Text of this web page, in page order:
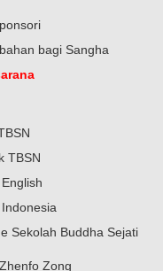
bagi Sangha
TBSN
Sekolah Buddha Sejati
Zong